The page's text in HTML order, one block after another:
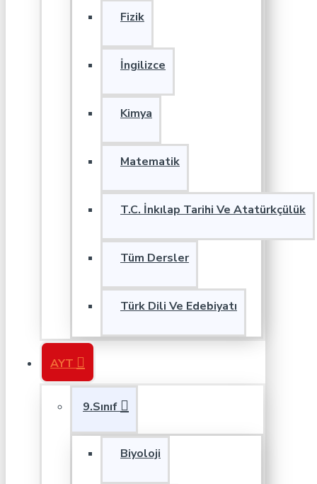
Fizik
İngilizce
Kimya
Matematik
T.C. İnkılap Tarihi Ve Atatürkçülük
Tüm Dersler
Türk Dili Ve Edebiyatı
AYT
9.Sınıf
Biyoloji